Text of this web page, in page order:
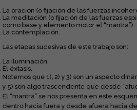
La oración (o fijación de las fuerzas
La meditación (o fijación de las fuerzas
como base y elemento motor el “mantra”).
La contemplación.
Las etapas sucesivas de este trabajo son:
La iluminación.
El éxtasis.
Notemos que 1), 2) y 3) son un aspecto
y 5) son algo trascendente que desde
El “mantra” se nos presenta en este
dentro hacia fuera y desde afuera hacia